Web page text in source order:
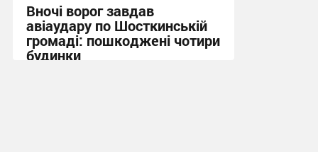
Вночі ворог завдав
авіаудару по Шосткинській
громаді: пошкоджені чотири
будинки